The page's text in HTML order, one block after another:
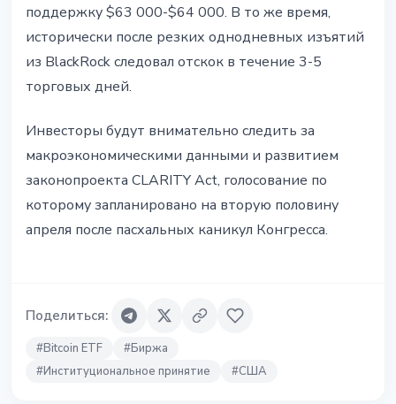
поддержку $63 000-$64 000. В то же время,
исторически после резких однодневных изъятий
из BlackRock следовал отскок в течение 3-5
торговых дней.
Инвесторы будут внимательно следить за
макроэкономическими данными и развитием
законопроекта CLARITY Act, голосование по
которому запланировано на вторую половину
апреля после пасхальных каникул Конгресса.
Поделиться:
#Bitcoin ETF #Биржа
#Институциональное принятие #США